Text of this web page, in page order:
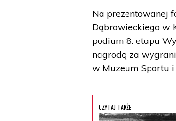
Na prezentowanej
Dąbrowieckiego w
podium 8. etapu
nagrodą za
w Muzeum Sportu
CZYTAJ TAKŻE